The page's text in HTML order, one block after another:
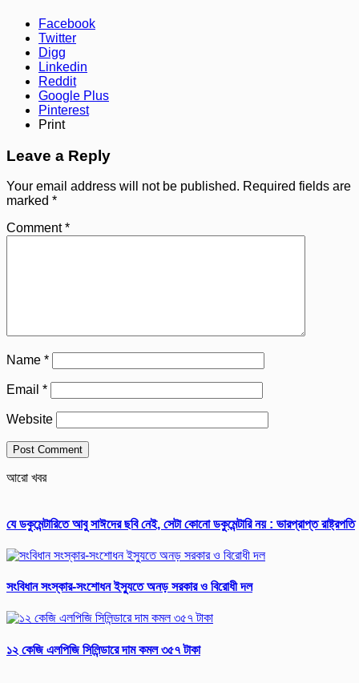
Facebook
Twitter
Digg
Linkedin
Reddit
Google Plus
Pinterest
Print
Leave a Reply
Your email address will not be published. Required fields are
marked *
Comment*
Name *
Email *
Website
আরো খবর
যে ডকুমেন্টারিতে আবু সাঈদের ছবি নেই, সেটা কোনো ডকুমেন্টারি নয় : ভারপ্রাপ্ত রাষ্ট্রপতি
সংবিধান সংস্কার-সংশোধন ইস্যুতে অনড় সরকার ও বিরোধী দল
১২ কেজি এলপিজি সিলিন্ডারে দাম কমল ৩৫৭ টাকা